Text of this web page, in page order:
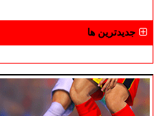
جدیدترین ها